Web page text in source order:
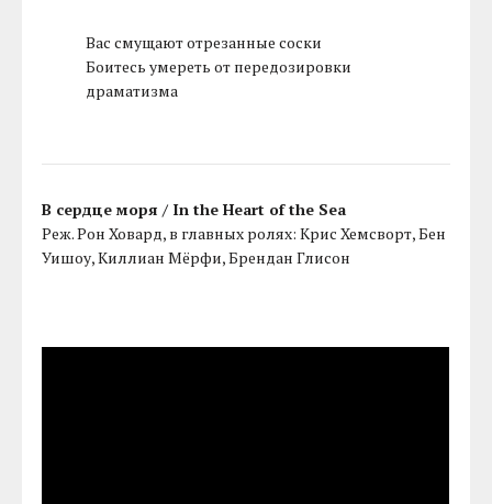
Вас смущают отрезанные соски
Боитесь умереть от передозировки
драматизма
В сердце моря / In the Heart of the Sea
Реж. Рон Ховард, в главных ролях: Крис Хемсворт, Бен
Уишоу, Киллиан Мёрфи, Брендан Глисон